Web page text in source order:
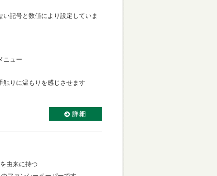
記号と数値により設定していま
ニュー
触りに温もりを感じさせます
由来に持つ